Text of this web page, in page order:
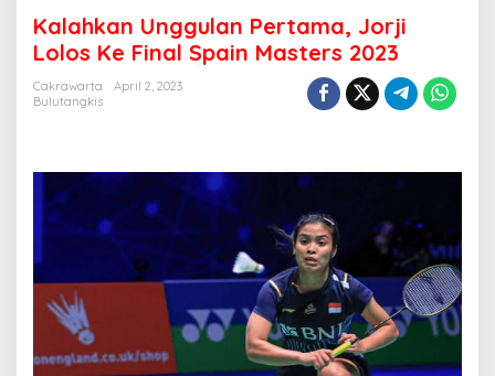
l
a
h
u
l
a
n
P
e
r
t
Kalahkan Unggulan Pertama, Jorji
Lolos Ke Final Spain Masters 2023
Cakrawarta
April 2, 2023
Bulutangkis